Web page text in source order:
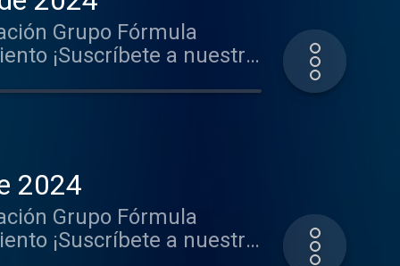
Grupo Fórmula
¡Suscríbete a nuestro
Mantente
http://
en este y muchos
2024
Grupo Fórmula
¡Suscríbete a nuestro